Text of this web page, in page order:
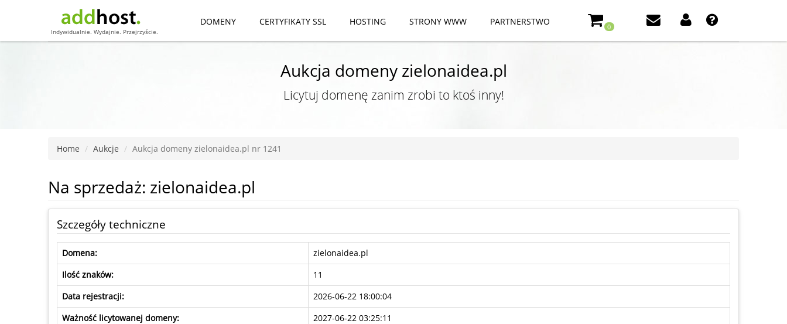
Indywidualnie. Wydajnie. Przejrzyście.
DOMENY CERTYFIKATY SSL HOSTING STRONY WWW PARTNERSTWO 0
Aukcja domeny zielonaidea.pl
Licytuj domenę zanim zrobi to ktoś inny!
Home Aukcje Aukcja domeny zielonaidea.pl nr 1241
Na sprzedaż: zielonaidea.pl
Szczegóły techniczne
Domena:
zielonaidea.pl
Ilość znaków:
11
Data rejestracji:
2026-06-22 18:00:04
Ważność licytowanej domeny:
2027-06-22 03:25:11